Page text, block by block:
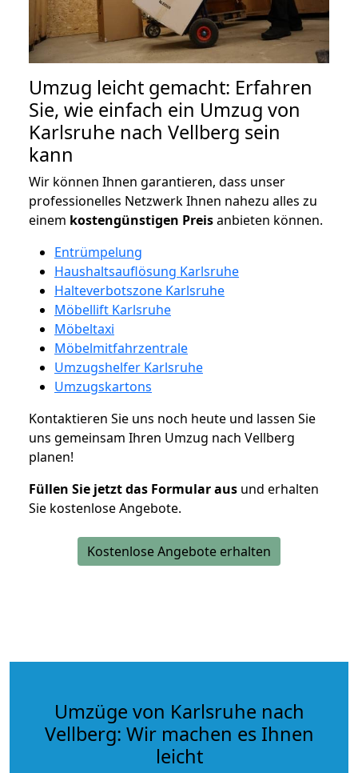
Umzug leicht gemacht: Erfahren
Sie, wie einfach ein Umzug von
Karlsruhe nach Vellberg sein
kann
Wir können Ihnen garantieren, dass unser
professionelles Netzwerk Ihnen nahezu alles zu
einem kostengünstigen Preisanbieten können.
Entrümpelung
Haushaltsauflösung Karlsruhe
Halteverbotszone Karlsruhe
Möbellift Karlsruhe
Möbeltaxi
Möbelmitfahrzentrale
Umzugshelfer Karlsruhe
Umzugskartons
Kontaktieren Sie uns noch heute und lassen Sie
uns gemeinsam Ihren Umzug nach Vellberg
planen!
Füllen Sie jetzt das Formular aus und erhalten
Sie kostenlose Angebote.
Kostenlose Angebote erhalten
Umzüge von Karlsruhe nach
Vellberg: Wir machen es Ihnen
leicht